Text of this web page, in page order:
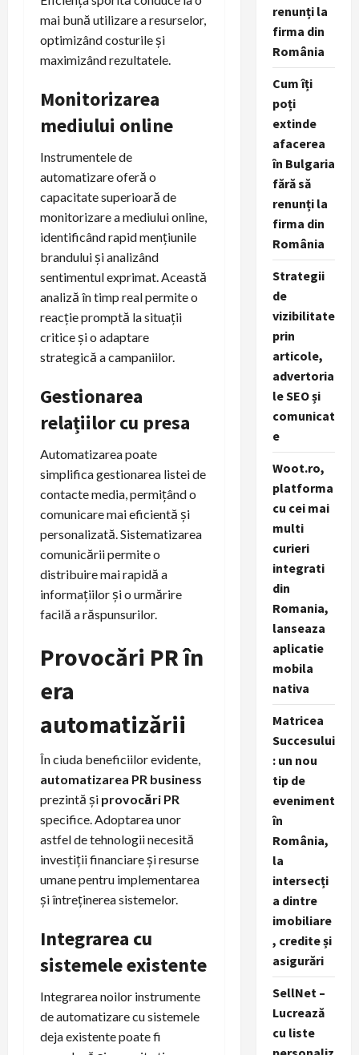
mai bună utilizare a resurselor,
optimizând costurile și
maximizând rezultatele.
Monitorizarea
mediului online
Instrumentele de
automatizare oferă o
capacitate superioară de
monitorizare a mediului online,
identificând rapid mențiunile
brandului și analizând
sentimentul exprimat. Această
analiză în timp real permite o
reacție promptă la situații
critice și o adaptare
strategică a campaniilor.
Gestionarea
relațiilor cu presa
Automatizarea poate
simplifica gestionarea listei de
contacte media, permițând o
comunicare mai eficientă și
personalizată. Sistematizarea
comunicării permite o
distribuire mai rapidă a
informațiilor și o urmărire
facilă a răspunsurilor.
Provocări PR în
era
automatizării
În ciuda beneficiilor evidente,
automatizarea PR business
prezintă și provocări PR
specifice. Adoptarea unor
astfel de tehnologii necesită
investiții financiare și resurse
umane pentru implementarea
și întreținerea sistemelor.
Integrarea cu
sistemele existente
Integrarea noilor instrumente
de automatizare cu sistemele
deja existente poate fi
renunți la
firma din
România
Cum îți
poți
extinde
afacerea
în Bulgaria
fără să
renunți la
firma din
România
Strategii
de
vizibilitate
prin
articole,
advertoria
le SEO și
comunicat
e
Woot.ro,
platforma
cu cei mai
multi
curieri
integrati
din
Romania,
lanseaza
aplicatie
mobila
nativa
Matricea
Succesului
: un nou
tip de
eveniment
în
România,
la
intersecți
a dintre
imobiliare
, credite și
asigurări
SellNet –
Lucrează
cu liste